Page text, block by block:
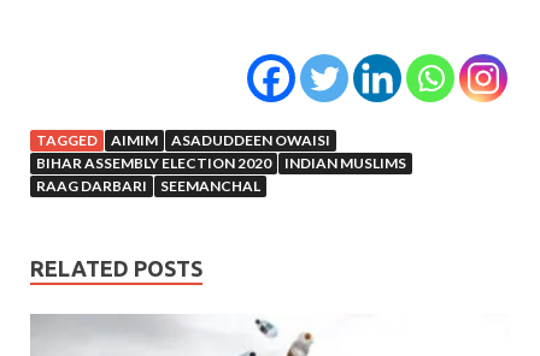
TAGGED AIMIM
ASADUDDEEN OWAISI
BIHAR ASSEMBLY ELECTION 2020
INDIAN MUSLIMS
RAAG DARBARI
SEEMANCHAL
RELATED POSTS